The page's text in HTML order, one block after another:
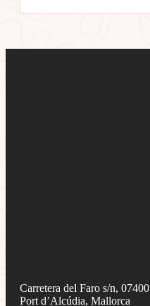
Carretera del Faro s/n, 07400
Port d’Alcúdia, Mallorca